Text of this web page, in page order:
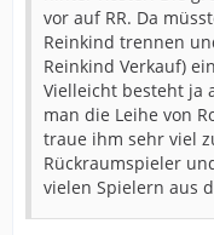
vor auf RR. Da
Reinkind trennen
Reinkind Verkauf)
Vielleicht besteht ja
man die Leihe von
traue ihm sehr viel
Rückraumspieler
vielen Spielern aus